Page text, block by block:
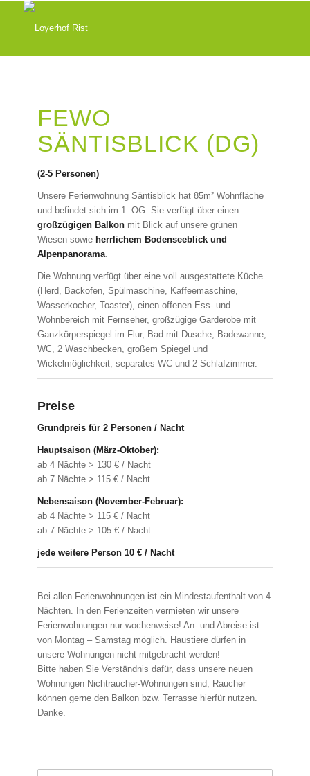
FEWO
SÄNTISBLICK (DG)
(2-5 Personen)
Unsere Ferienwohnung Säntisblick hat 85m² Wohnfläche
und befindet sich im 1. OG. Sie verfügt über einen
großzügigen Balkonmit Blick auf unsere grünen
Wiesen sowieherrlichem Bodenseeblick und
Alpenpanorama.
Die Wohnung verfügt über eine voll ausgestattete Küche
(Herd, Backofen, Spülmaschine, Kaffeemaschine,
Wasserkocher, Toaster), einen offenen Ess- und
Wohnbereich mit Fernseher, großzügige Garderobe mit
Ganzkörperspiegel im Flur, Bad mit Dusche, Badewanne,
WC, 2 Waschbecken, großem Spiegel und
Wickelmöglichkeit, separates WC und 2 Schlafzimmer.
Preise
Grundpreis für 2 Personen / Nacht
Hauptsaison (März-Oktober):
ab 4 Nächte > 130 € / Nacht
ab 7 Nächte > 115 € / Nacht
Nebensaison (November-Februar):
ab 4 Nächte > 115 € / Nacht
ab 7 Nächte > 105 € / Nacht
jede weitere Person 10 € / Nacht
Bei allen Ferienwohnungen ist ein Mindestaufenthalt von 4
Nächten. In den Ferienzeiten vermieten wir unsere
Ferienwohnungen nur wochenweise! An- und Abreise ist
von Montag – Samstag möglich. Haustiere dürfen in
unsere Wohnungen nicht mitgebracht werden!
Bitte haben Sie Verständnis dafür, dass unsere neuen
Wohnungen Nichtraucher-Wohnungen sind, Raucher
können gerne den Balkon bzw. Terrasse hierfür nutzen.
Danke.